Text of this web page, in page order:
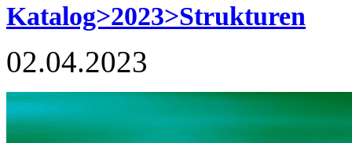
Katalog>2023>Strukturen
02.04.2023